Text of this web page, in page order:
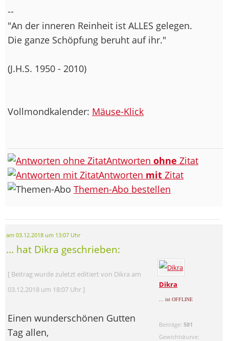
--
"An der inneren Reinheit ist ALLES gelegen.
Die ganze Schöpfung beruht auf ihr."
(J.H.S. 1950 - 2010)
Vollmondkalender: Mäuse-Klick
Antworten ohne Zitat
Antworten mit Zitat
Themen-Abo bestellen
am 03.12.2018 um 13:07 Uhr
... hat Dikra geschrieben:
Dikra
... ist OFFLINE
Beiträge: 581
Gewichtskurve:
[ Beitrag wurde zuletzt editiert von Dikra am
03.12.2018 um 18:07 Uhr ]
Einen wunderschönen Gutten
Tag allen,